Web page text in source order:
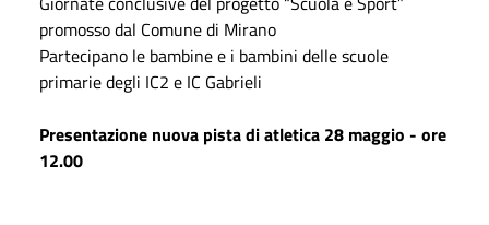
promosso dal Comune di Mirano
Partecipano le bambine e i bambini delle scuole
primarie degli IC2 e IC Gabrieli
Presentazione nuova pista di atletica 28 maggio - ore
12.00